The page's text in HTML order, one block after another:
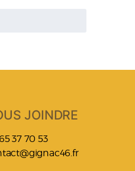
JOINDRE
37 70 53